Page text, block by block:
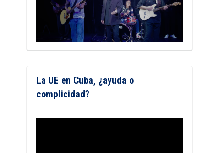
La UE en Cuba, ¿ayuda o
complicidad?